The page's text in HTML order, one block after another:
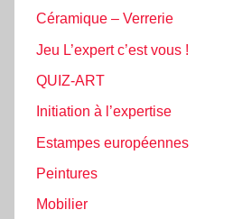
Céramique – Verrerie
Jeu L’expert c’est vous !
QUIZ-ART
Initiation à l’expertise
Estampes européennes
Peintures
Mobilier